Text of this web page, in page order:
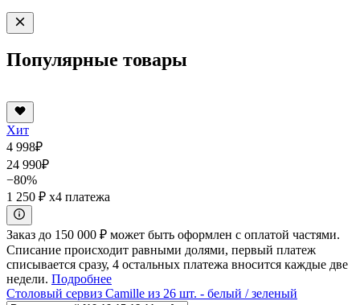
Популярные товары
Хит
4 998₽
24 990₽
−80%
1 250 ₽ x4 платежа
Заказ до 150 000 ₽ может быть оформлен с оплатой частями.
Списание происходит равными долями, первый платеж
списывается сразу, 4 остальных платежа вносится каждые две
недели. Подробнее
Столовый сервиз Camille из 26 шт. - белый / зеленый